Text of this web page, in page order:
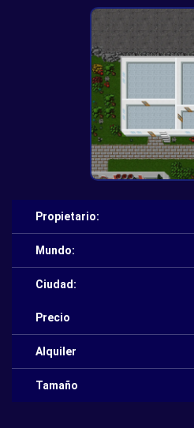
Propietario:
Mundo:
Ciudad:
Precio
Alquiler
Tamaño